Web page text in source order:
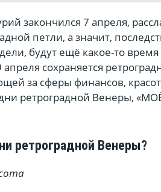
закончился 7 апреля,
петли, а значит,
будут ещё какое-то время
сохраняется
за сферы финансов,
ретроградной Венеры,
ретроградной Венеры?